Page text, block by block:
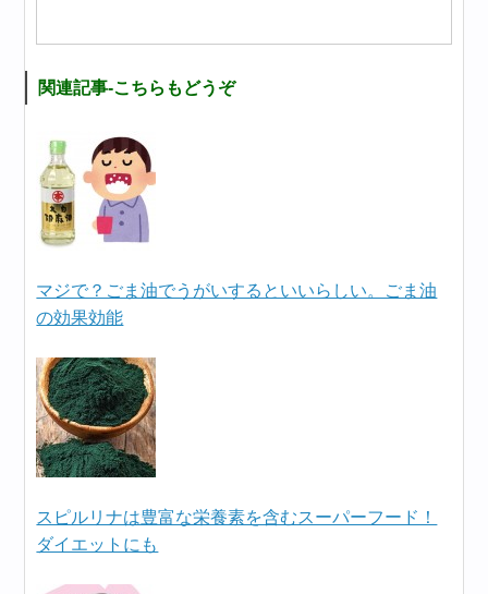
関連記事-こちらもどうぞ
マジで？ごま油でうがいするといいらしい。ごま油
の効果効能
スピルリナは豊富な栄養素を含むスーパーフード！
ダイエットにも